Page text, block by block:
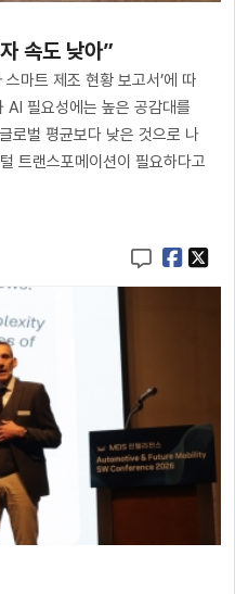
속도 낮아”
마트 제조 현황 보고서’에 따
AI 필요성에는 높은 공감대를
로벌 평균보다 낮은 것으로 나
트랜스포메이션이 필요하다고